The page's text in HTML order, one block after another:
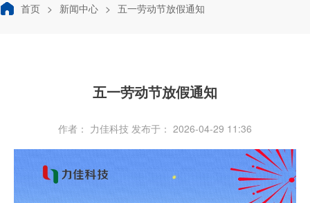
首页 新闻中心 五一劳动节放假通知
五一劳动节放假通知
作者： 力佳科技 发布于： 2026-04-29 11:36